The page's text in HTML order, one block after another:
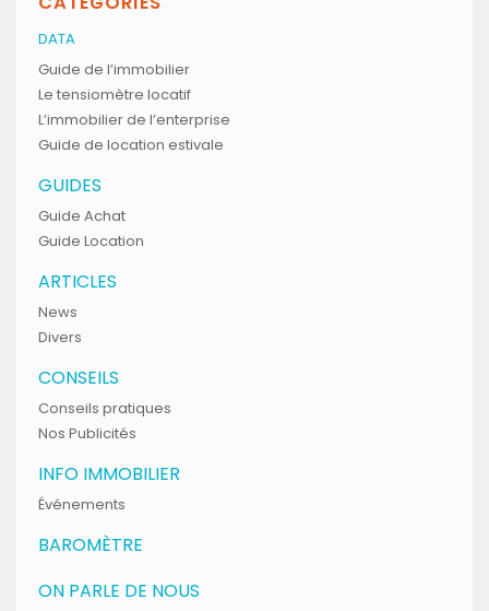
DATA
Guide de l’immobilier
Le tensiomètre locatif
L’immobilier de l’enterprise
Guide de location estivale
GUIDES
Guide Achat
Guide Location
ARTICLES
News
Divers
CONSEILS
Conseils pratiques
Nos Publicités
INFO IMMOBILIER
Événements
BAROMÈTRE
ON PARLE DE NOUS